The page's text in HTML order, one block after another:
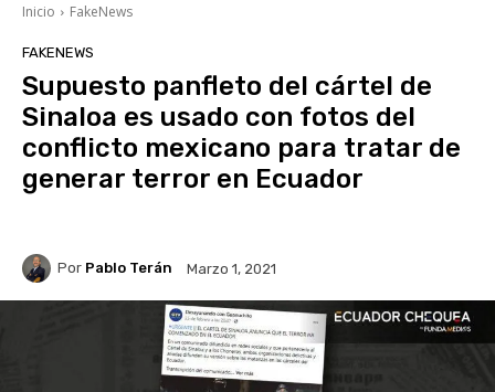
Inicio FakeNews
FAKENEWS
Supuesto panfleto del cártel de
Sinaloa es usado con fotos del
conflicto mexicano para tratar de
generar terror en Ecuador
Por Pablo Terán Marzo 1, 2021